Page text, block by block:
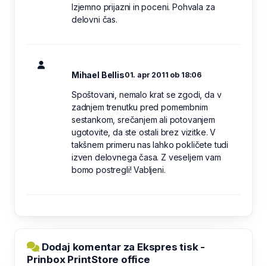
Izjemno prijazni in poceni. Pohvala za
delovni čas.
Mihael Bellis01. apr 2011 ob 18:06
Spoštovani, nemalo krat se zgodi, da v
zadnjem trenutku pred pomembnim
sestankom, srečanjem ali potovanjem
ugotovite, da ste ostali brez vizitke. V
takšnem primeru nas lahko pokličete tudi
izven delovnega časa. Z veseljem vam
bomo postregli! Vabljeni.
Dodaj komentar za Ekspres tisk -
Prinbox PrintStore office